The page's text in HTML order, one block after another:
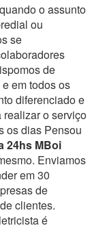
o assunto
ou
se
de
em todos os
diferenciado e
o serviço
os dias Pensou
24hs MBoi
Enviamos
em 30
de
clientes.
é